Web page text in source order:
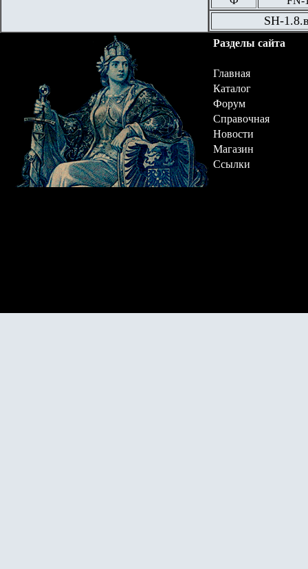
SH-1.8.
Разделы сайта
Главная
Каталог
Форум
Справочная
Новости
Магазин
Ссылки